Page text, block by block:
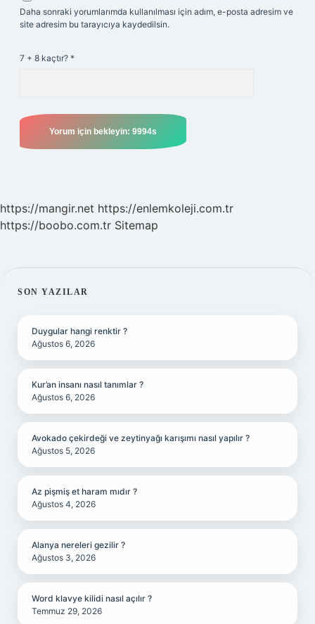
Daha sonraki yorumlarımda kullanılması için adım, e-posta adresim ve
site adresim bu tarayıcıya kaydedilsin.
7 + 8 kaçtır? *
https://mangir.net https://enlemkoleji.com.tr
https://boobo.com.tr Sitemap
SIDEBAR
SON YAZILAR
Duygular hangi renktir ?
Ağustos 6, 2026
Kur’an insanı nasıl tanımlar ?
Ağustos 6, 2026
Avokado çekirdeği ve zeytinyağı karışımı nasıl yapılır ?
Ağustos 5, 2026
Az pişmiş et haram mıdır ?
Ağustos 4, 2026
Alanya nereleri gezilir ?
Ağustos 3, 2026
Word klavye kilidi nasıl açılır ?
Temmuz 29, 2026